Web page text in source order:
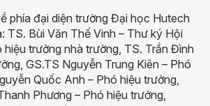
phía đại diện trường Đại học Hutech
TS. Bùi Văn Thế Vinh – Thư ký Hội
trưởng nhà trường, TS. Trần Đình
GS.TS Nguyễn Trung Kiên – Phó
Quốc Anh – Phó hiệu trưởng,
Phương – Phó hiệu trưởng,